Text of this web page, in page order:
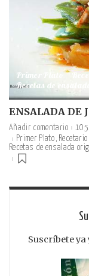
Primer Plato
Recetas de
ENSALADA DE
Añadir comentario
Primer Plato
Recetas de ensalada
Suscríbete